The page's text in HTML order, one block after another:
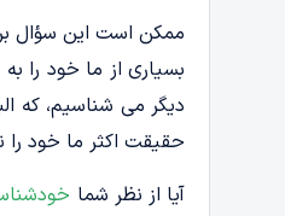
ممکن است این سؤال
بسیاری از ما خود را
دیگر می­ شناسیم، که
حقیقت اکثر ما خود را
آیا از نظر شما